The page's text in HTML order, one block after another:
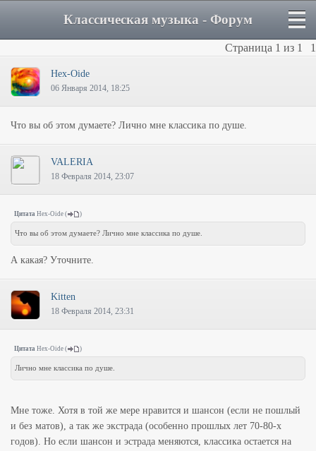
Классическая музыка - Форум
Страница 1 из 1 1
Hex-Oide
06 Января 2014, 18:25
Что вы об этом думаете? Лично мне классика по душе.
VALERIA
18 Февраля 2014, 23:07
Цитата Hex-Oide ( )
Что вы об этом думаете? Лично мне классика по душе.
А какая? Уточните.
Kitten
18 Февраля 2014, 23:31
Цитата Hex-Oide ( )
Лично мне классика по душе.
Мне тоже. Хотя в той же мере нравится и шансон (если не пошлый
и без матов), а так же экстрада (особенно прошлых лет 70-80-х
годов). Но если шансон и эстрада меняются, классика остается на